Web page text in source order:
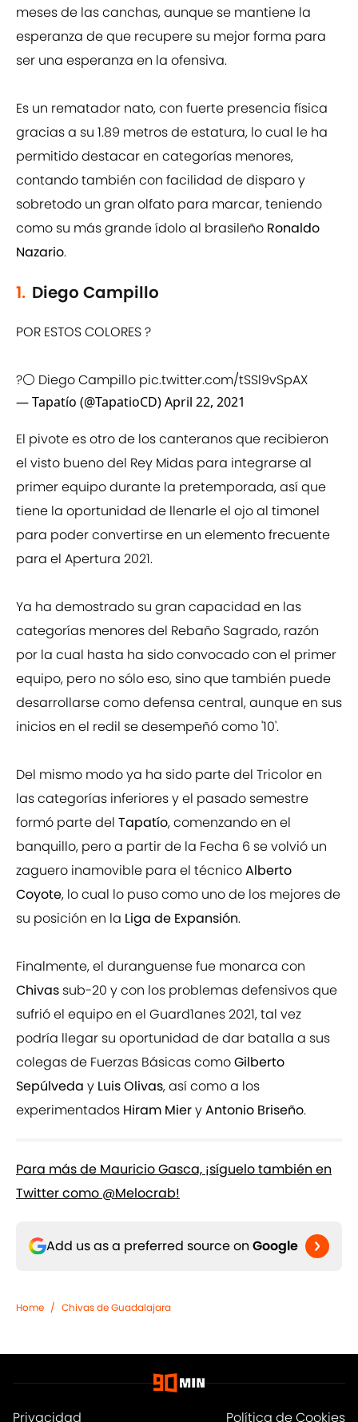
meses de las canchas, aunque se mantiene la
esperanza de que recupere su mejor forma para
ser una esperanza en la ofensiva.
Es un rematador nato, con fuerte presencia física
gracias a su 1.89 metros de estatura, lo cual le ha
permitido destacar en categorías menores,
contando también con facilidad de disparo y
sobretodo un gran olfato para marcar, teniendo
como su más grande ídolo al brasileño Ronaldo
Nazario.
1. Diego Campillo
POR ESTOS COLORES ?
?⚪️ Diego Campillo pic.twitter.com/tSSl9vSpAX
— Tapatío (@TapatioCD)April 22, 2021
El pivote es otro de los canteranos que recibieron
el visto bueno del Rey Midas para integrarse al
primer equipo durante la pretemporada, así que
tiene la oportunidad de llenarle el ojo al timonel
para poder convertirse en un elemento frecuente
para el Apertura 2021.
Ya ha demostrado su gran capacidad en las
categorías menores del Rebaño Sagrado, razón
por la cual hasta ha sido convocado con el primer
equipo, pero no sólo eso, sino que también puede
desarrollarse como defensa central, aunque en sus
inicios en el redil se desempeñó como '10'.
Del mismo modo ya ha sido parte del Tricolor en
las categorías inferiores y el pasado semestre
formó parte del Tapatío, comenzando en el
banquillo, pero a partir de la Fecha 6 se volvió un
zaguero inamovible para el técnicoAlberto
Coyote, lo cual lo puso como uno de los mejores de
su posición en la Liga de Expansión.
Finalmente, el duranguense fue monarca con
Chivas sub-20 y con los problemas defensivos que
sufrió el equipo en el Guard1anes 2021, tal vez
podría llegar su oportunidad de dar batalla a sus
colegas de Fuerzas Básicas comoGilberto
Sepúlveda y Luis Olivas, así como a los
experimentados Hiram MieryAntonio Briseño.
Para más de Mauricio Gasca, ¡síguelo también en
Twitter como @Melocrab!
Add us as a preferred source on Google
Home / Chivas de Guadalajara
Privacidad Política de Cookies